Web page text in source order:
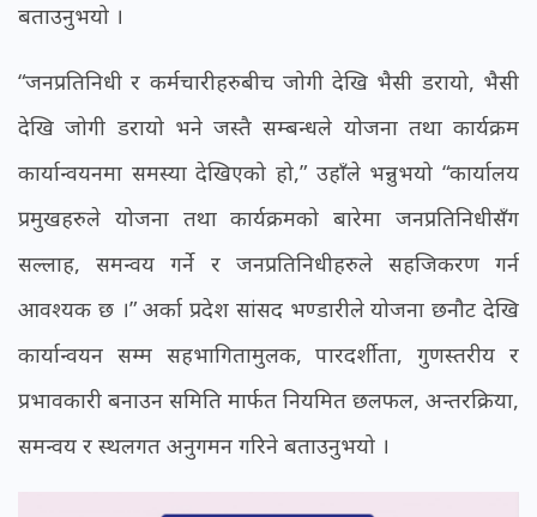
बताउनुभयो ।
“जनप्रतिनिधी र कर्मचारीहरुबीच जोगी देखि भैसी डरायो, भैसी
देखि जोगी डरायो भने जस्तै सम्बन्धले योजना तथा कार्यक्रम
कार्यान्वयनमा समस्या देखिएको हो,” उहाँले भन्नुभयो “कार्यालय
प्रमुखहरुले योजना तथा कार्यक्रमको बारेमा जनप्रतिनिधीसँग
सल्लाह, समन्वय गर्ने र जनप्रतिनिधीहरुले सहजिकरण गर्न
आवश्यक छ ।” अर्का प्रदेश सांसद भण्डारीले योजना छनौट देखि
कार्यान्वयन सम्म सहभागितामुलक, पारदर्शीता, गुणस्तरीय र
प्रभावकारी बनाउन समिति मार्फत नियमित छलफल, अन्तरक्रिया,
समन्वय र स्थलगत अनुगमन गरिने बताउनुभयो ।